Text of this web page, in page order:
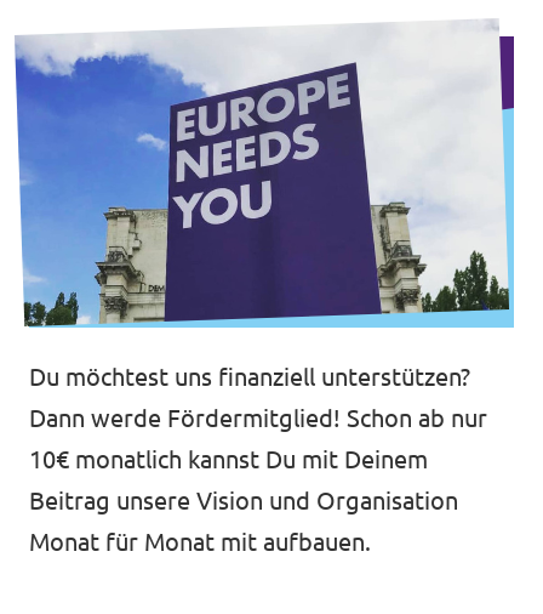
Du möchtest uns finanziell unterstützen?
Dann werde Fördermitglied! Schon ab nur
10€ monatlich kannst Du mit Deinem
Beitrag unsere Vision und Organisation
Monat für Monat mit aufbauen.